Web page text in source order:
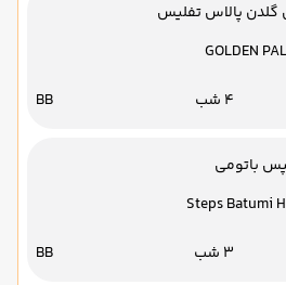
پالاس تفلیس
GOLDEN
4 شب BB
باتومی
Steps Batumi
3 شب BB